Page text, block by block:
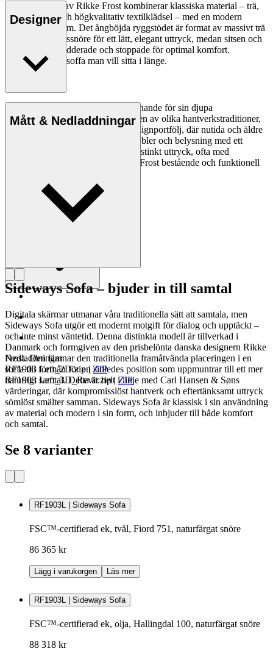
Sideways Sofa av Rikke Frost kombinerar klassiska material – trä,
papperssnöre och högkvalitativ textilklädsel – med en modern
asymmetrisk form. Det ångböjda ryggstödet är format av massivt trä
och vävt papperssnöre för ett lätt, elegant uttryck, medan sitsen och
ryggstödet är vadderade och stoppade för optimal komfort.
Resultatet är en soffa man vill sitta i länge.
Designer
Rikke Frost (f. 1973) har fått erkännande för sin djupa
materialförståelse och kombinationen av olika hantverkstraditioner,
vilket tydligt framgår av hennes designportfölj, där nutida och äldre
designgrepp och material möts i möbler och belysning med ett
organiskt formspråk. Förutom ett distinkt uttryck, ofta med
cirkelformen i huvudrollen, skapar Frost bestående och funktionell
Läs mer om Rikke Frost
Mått & Nedladdningar
Nedladdningar
RF1903 Left_2D.zip| ZIP
RF1903 Left_3D_Revit.zip|ZIP
Sideways Sofa – bjuder in till samtal
Digitala skärmar utmanar våra traditionella sätt att samtala, men
Sideways Sofa utgör ett modernt motgift för dialog och upptäckt –
och inte minst väntetid. Denna distinkta modell är tillverkad i
Danmark och formgiven av den prisbelönta danska designern Rikke
Frost. Den lämnar den traditionella framåtvända placeringen i en
soffa till förmån för en sidledes position som uppmuntrar till ett mer
naturligt samtal. Detta är helt i linje med Carl Hansen & Søns
värderingar, där kompromisslöst hantverk och eftertänksamt uttryck
sömlöst smälter samman. Sideways Sofa är klassisk i sin användning
av material och modern i sin form, och inbjuder till både komfort
och samtal.
Se 8 varianter
RF1903L | Sideways Sofa
FSC™-certifierad ek, tvål, Fiord 751, naturfärgat snöre
86 365 kr
Lägg i varukorgen Läs mer
RF1903L | Sideways Sofa
FSC™-certifierad ek, olja, Hallingdal 100, naturfärgat snöre
88 318 kr